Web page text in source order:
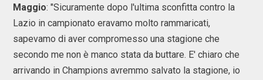
Maggio: "Sicuramente dopo l'ultima sconfitta contro la
Lazio in campionato eravamo molto rammaricati,
sapevamo di aver compromesso una stagione che
secondo me non è manco stata da buttare. E' chiaro che
arrivando in Champions avremmo salvato la stagione, io